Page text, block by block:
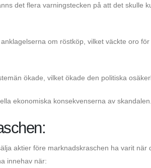
det flera varningstecken på att det skulle
om röstköp, vilket väckte oro för
ökade, vilket ökade den politiska
ekonomiska konsekvenserna av skandalen.
aktier före marknadskraschen ha varit när
innehav när: